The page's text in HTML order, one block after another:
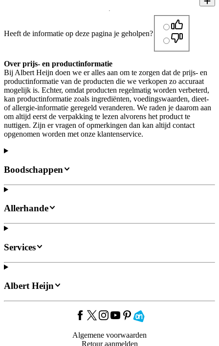
Heeft de informatie op deze pagina je geholpen?
Over prijs- en productinformatie
Bij Albert Heijn doen we er alles aan om te zorgen dat de prijs- en
productinformatie van de producten die we verkopen zo accuraat
mogelijk is. Echter, omdat producten regelmatig worden verbeterd,
kan productinformatie zoals ingrediënten, voedingswaarden, dieet-
of allergie-informatie geregeld veranderen. We raden je daarom aan
om altijd eerst de verpakking te lezen alvorens het product te
nuttigen. Zijn er vragen of opmerkingen dan kan altijd contact
opgenomen worden met onze klantenservice.
Boodschappen
Allerhande
Services
Albert Heijn
Algemene voorwaarden
Retour aanmelden